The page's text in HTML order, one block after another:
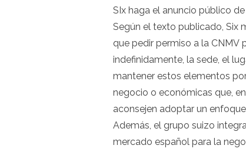
SIx haga el anuncio público
Según el texto publicado, Six
que pedir permiso a la CNMV
indefinidamente, la sede, el
mantener estos elementos
negocio o económicas que,
aconsejen adoptar un
Además, el grupo suizo
mercado español para la